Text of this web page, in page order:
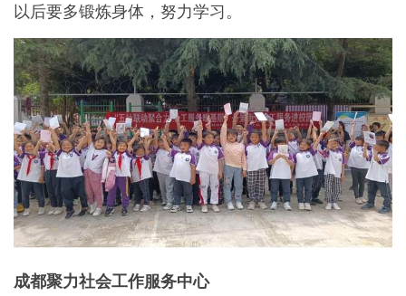
以后要多锻炼身体，努力学习。
成都聚力社会工作服务中心